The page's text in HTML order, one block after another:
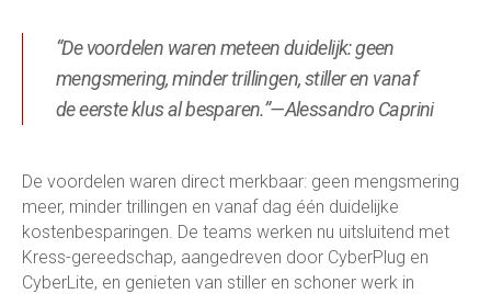
“De voordelen waren meteen duidelijk: geen
mengsmering, minder trillingen, stiller en vanaf
de eerste klus al besparen.”—Alessandro Caprini
De voordelen waren direct merkbaar: geen mengsmering
meer, minder trillingen en vanaf dag één duidelijke
kostenbesparingen. De teams werken nu uitsluitend met
Kress-gereedschap, aangedreven door CyberPlug en
CyberLite, en genieten van stiller en schoner werk in